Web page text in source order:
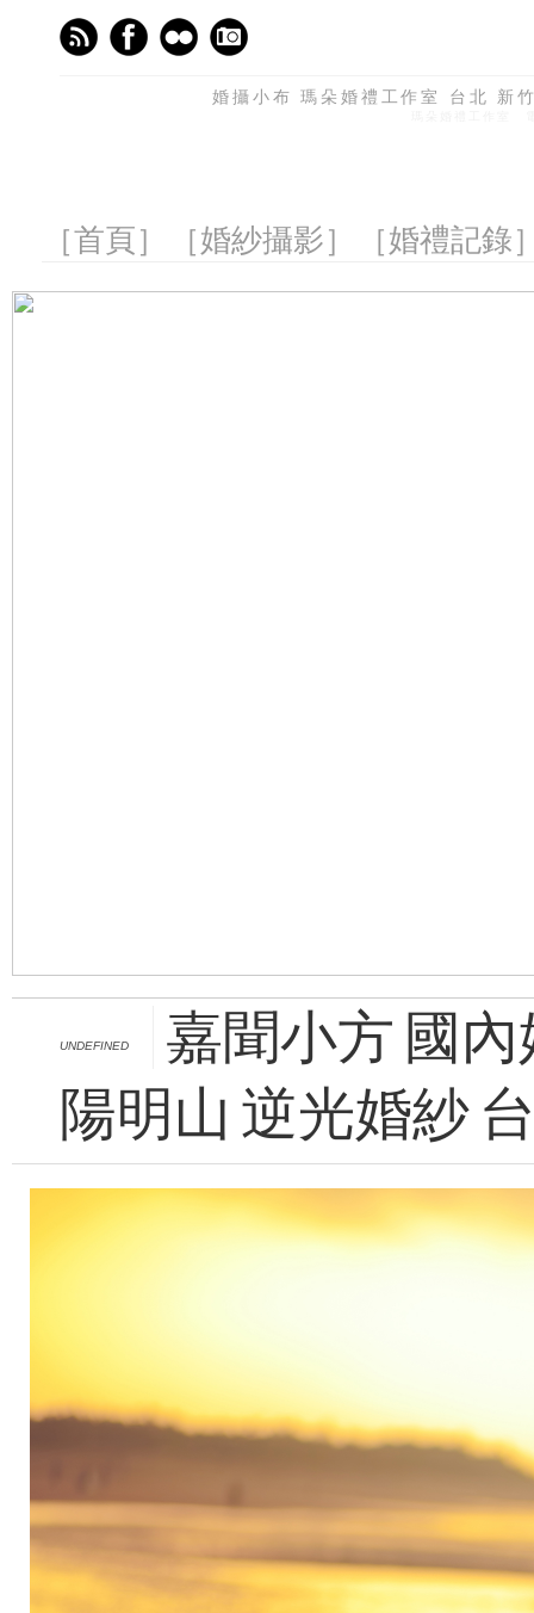
婚攝小布 瑪朵婚禮工作室 台北
［首頁］ ［婚紗攝影］ ［婚禮記錄
UNDEFINED
嘉聞小方 國
陽明山 逆光婚紗